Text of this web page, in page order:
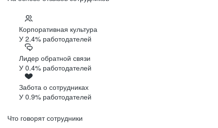
Корпоративная культура
У 2.4% работодателей
Лидер обратной связи
У 0.4% работодателей
Забота о сотрудниках
У 0.9% работодателей
Что говорят сотрудники